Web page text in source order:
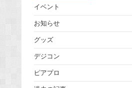
イベント
お知らせ
グッズ
デジコン
ピアプロ